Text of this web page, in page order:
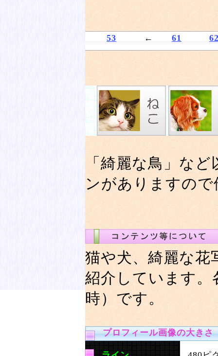
53 ← 61
「綺麗な鳥」な
ンがありますの
猫や犬、綺麗な
紹介しています。
時）です。
プロフィール画像の大きさ